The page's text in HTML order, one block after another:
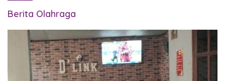
Berita Olahraga